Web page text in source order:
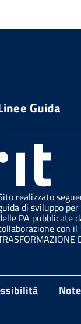
Guida
realizzato
di sviluppo
PA pubblicate
con il